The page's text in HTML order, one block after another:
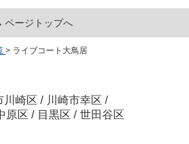
ページトップへ
> ライブコート大鳥居
川崎区 / 川崎市幸区 /
原区 / 目黒区 / 世田谷区